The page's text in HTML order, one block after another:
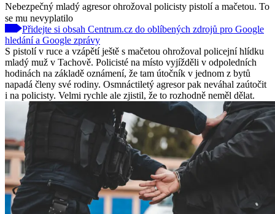
Nebezpečný mladý agresor ohrožoval policisty pistolí a mačetou. To
se mu nevyplatilo
Přidejte si obsah Centrum.cz do oblíbených zdrojů pro Google
hledání a Google zprávy
S pistolí v ruce a vzápětí ještě s mačetou ohrožoval policejní hlídku
mladý muž v Tachově. Policisté na místo vyjížděli v odpoledních
hodinách na základě oznámení, že tam útočník v jednom z bytů
napadá členy své rodiny. Osmnáctiletý agresor pak neváhal zaútočit
i na policisty. Velmi rychle ale zjistil, že to rozhodně neměl dělat.